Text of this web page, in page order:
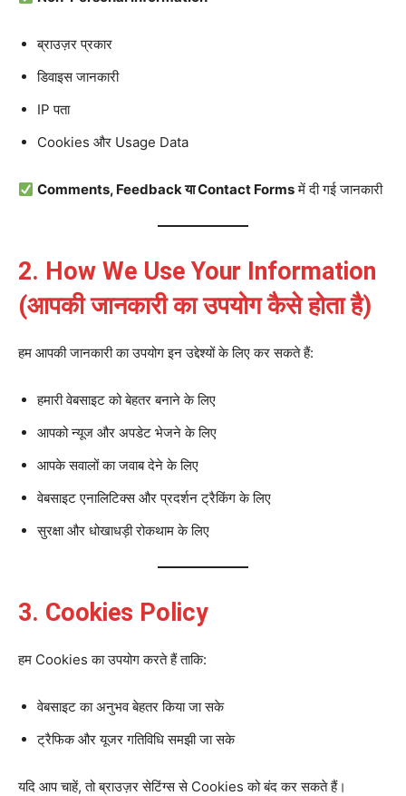
ब्राउज़र प्रकार
डिवाइस जानकारी
IP पता
Cookies और Usage Data
Comments, Feedback या Contact Formsमें दी गई जानकारी
2. How We Use Your Information
(आपकी जानकारी का उपयोग कैसे होता है)
हम आपकी जानकारी का उपयोग इन उद्देश्यों के लिए कर सकते हैं:
हमारी वेबसाइट को बेहतर बनाने के लिए
आपको न्यूज और अपडेट भेजने के लिए
आपके सवालों का जवाब देने के लिए
वेबसाइट एनालिटिक्स और प्रदर्शन ट्रैकिंग के लिए
सुरक्षा और धोखाधड़ी रोकथाम के लिए
3. Cookies Policy
हम Cookies का उपयोग करते हैं ताकि:
वेबसाइट का अनुभव बेहतर किया जा सके
ट्रैफिक और यूजर गतिविधि समझी जा सके
यदि आप चाहें, तो ब्राउज़र सेटिंग्स से Cookies को बंद कर सकते हैं।